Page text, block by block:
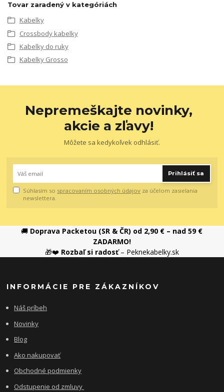
Tovar zaradený v kategóriách
Kabelky
Crossbody kabelky
Kabelky do ruky
Kabelky Grosso
Nepremeškajte novinky,
akcie a zľavy!
Môžete sa kedykoľvek odhlásiť.
Prihlásiť sa
Súhlasím so spracovaním osobných údajov za účelom zasielania
newslettera.
🚚 Doprava Packetou (SR & ČR) od 2,90 € – nad 59 €
ZADARMO!
🎁❤️ Rozbaľ si radosť– Peknekabelky.sk
INFORMÁCIE PRE ZÁKAZNÍKOV
Náš príbeh
Novinky
Blog
Ako nakupovať
Obchodné podmienky
Odstupenie od zmluvy